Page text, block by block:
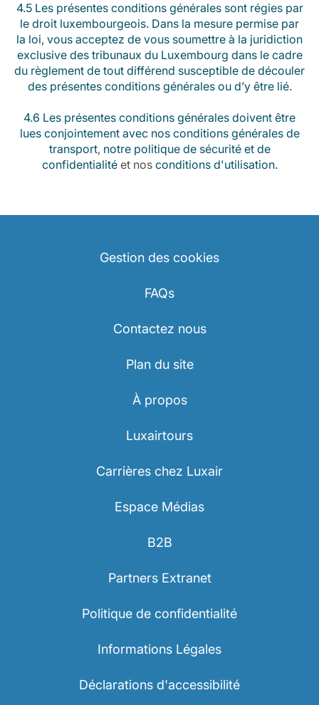
4.5 Les présentes conditions générales sont régies par
le droit luxembourgeois. Dans la mesure permise par
la loi, vous acceptez de vous soumettre à la juridiction
exclusive des tribunaux du Luxembourg dans le cadre
du règlement de tout différend susceptible de découler
des présentes conditions générales ou d’y être lié.
4.6 Les présentes conditions générales doivent être
lues conjointement avec nos conditions générales de
transport, notre politique de sécurité et de
confidentialitéet nosconditions d'utilisation.
Gestion des cookies
FAQs
Contactez nous
Plan du site
À propos
Luxairtours
Carrières chez Luxair
Espace Médias
B2B
Partners Extranet
Politique de confidentialité
Informations Légales
Déclarations d'accessibilité